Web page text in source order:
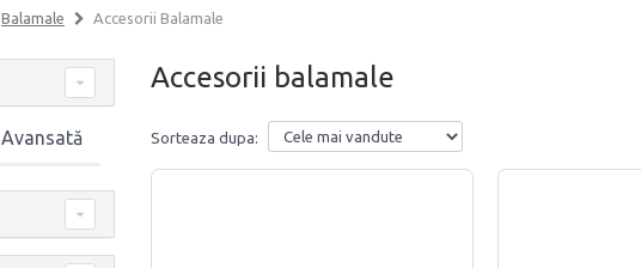
Balamale Accesorii Balamale
Avansată
Accesorii balamale
Sorteaza dupa: